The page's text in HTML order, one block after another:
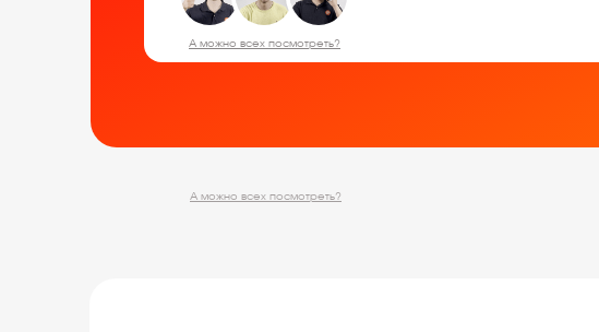
А можно всех посмотреть?
А можно всех посмотреть?